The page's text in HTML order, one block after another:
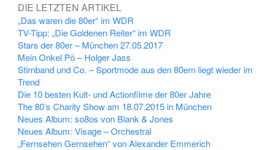
DIE LETZTEN ARTIKEL
„Das waren die 80er“ im WDR
TV-Tipp: „Die Goldenen Reiter“ im WDR
Stars der 80er – München 27.05.2017
Mein Onkel Pö – Holger Jass
Stirnband und Co. – Sportmode aus den 80ern liegt wieder im
Trend
Die 10 besten Kult- und Actionfilme der 80er Jahre
The 80’s Charity Show am 18.07.2015 in München
Neues Album: so8os von Blank & Jones
Neues Album: Visage – Orchestral
„Fernsehen Gernsehen“ von Alexander Emmerich